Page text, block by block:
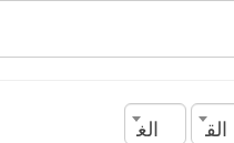
القسم
الغرف